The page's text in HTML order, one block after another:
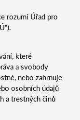
rozumí Úřad pro
které
a svobody
nebo zahrnuje
osobních údajů
a trestných činů